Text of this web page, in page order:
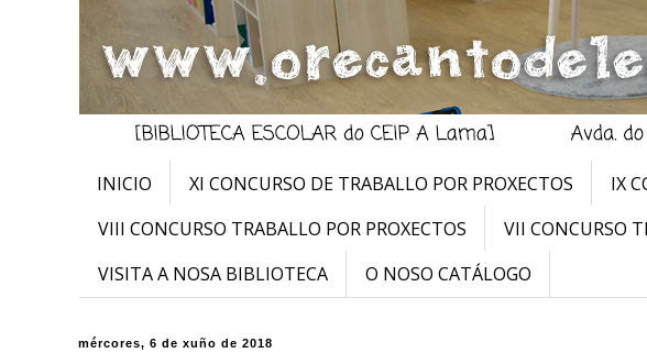
INICIO XI CONCURSO DE TRABALLO POR PROXECTOS
IX
VIII CONCURSO TRABALLO POR PROXECTOS
VII CONCURSO
VISITA A NOSA BIBLIOTECA
O NOSO CATÁLOGO
mércores, 6 de xuño de 2018